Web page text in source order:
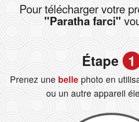
Connection
Pour télécharger votre
"Paratha farci"
Étape 1
Prenez une belle photo en
ou un autre appareil